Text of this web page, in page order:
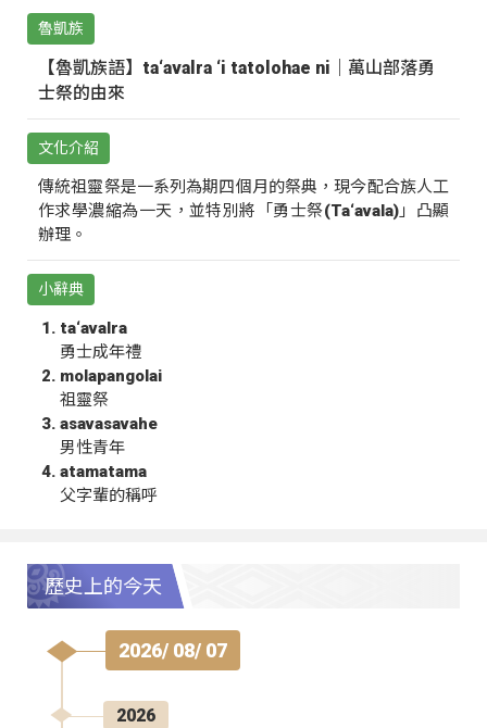
魯凱族
【魯凱族語】ta‘avalra ‘i tatolohae ni｜萬山部落勇
士祭的由來
文化介紹
傳統祖靈祭是一系列為期四個月的祭典，現今配合族人工
作求學濃縮為一天，並特別將「勇士祭(Ta‘avala)」凸顯
辦理。
小辭典
ta‘avalra
勇士成年禮
molapangolai
祖靈祭
asavasavahe
男性青年
atamatama
父字輩的稱呼
歷史上的今天
2026/ 08/ 07
2026